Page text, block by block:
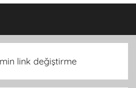
link değiştirme